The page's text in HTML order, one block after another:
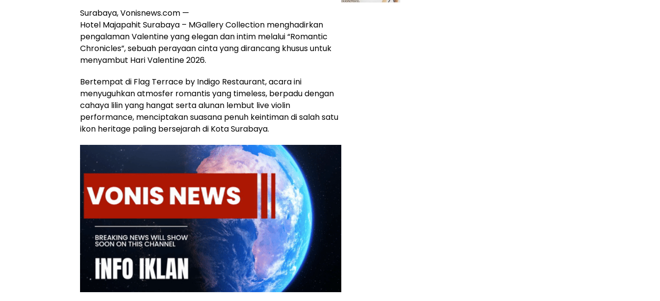
Surabaya, Vonisnews.com —
Hotel Majapahit Surabaya – MGallery Collection menghadirkan
pengalaman Valentine yang elegan dan intim melalui “Romantic
Chronicles”, sebuah perayaan cinta yang dirancang khusus untuk
menyambut Hari Valentine 2026.
Bertempat di Flag Terrace by Indigo Restaurant, acara ini
menyuguhkan atmosfer romantis yang timeless, berpadu dengan
cahaya lilin yang hangat serta alunan lembut live violin
performance, menciptakan suasana penuh keintiman di salah satu
ikon heritage paling bersejarah di Kota Surabaya.